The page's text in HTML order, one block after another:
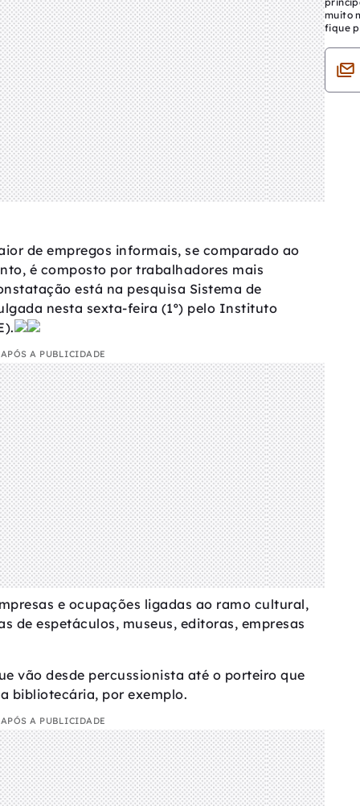
de empregos informais, se comparado ao
é composto por trabalhadores mais
está na pesquisa Sistema de
nesta sexta-feira (1º) pelo Instituto
A PUBLICIDADE
e ocupações ligadas ao ramo cultural,
de espetáculos, museus, editoras, empresas
vão desde percussionista até o porteiro que
bibliotecária, por exemplo.
A PUBLICIDADE
muito
fique